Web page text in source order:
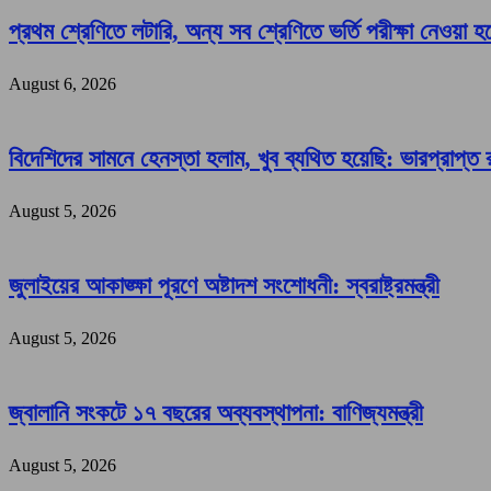
প্রথম শ্রেণিতে লটারি, অন্য সব শ্রেণিতে ভর্তি পরীক্ষা নেওয়া
August 6, 2026
বিদেশিদের সামনে হেনস্তা হলাম, খুব ব্যথিত হয়েছি: ভারপ্রাপ্ত
August 5, 2026
জুলাইয়ের আকাঙ্ক্ষা পূরণে অষ্টাদশ সংশোধনী: স্বরাষ্ট্রমন্ত্রী
August 5, 2026
জ্বালানি সংকটে ১৭ বছরের অব্যবস্থাপনা: বাণিজ্যমন্ত্রী
August 5, 2026